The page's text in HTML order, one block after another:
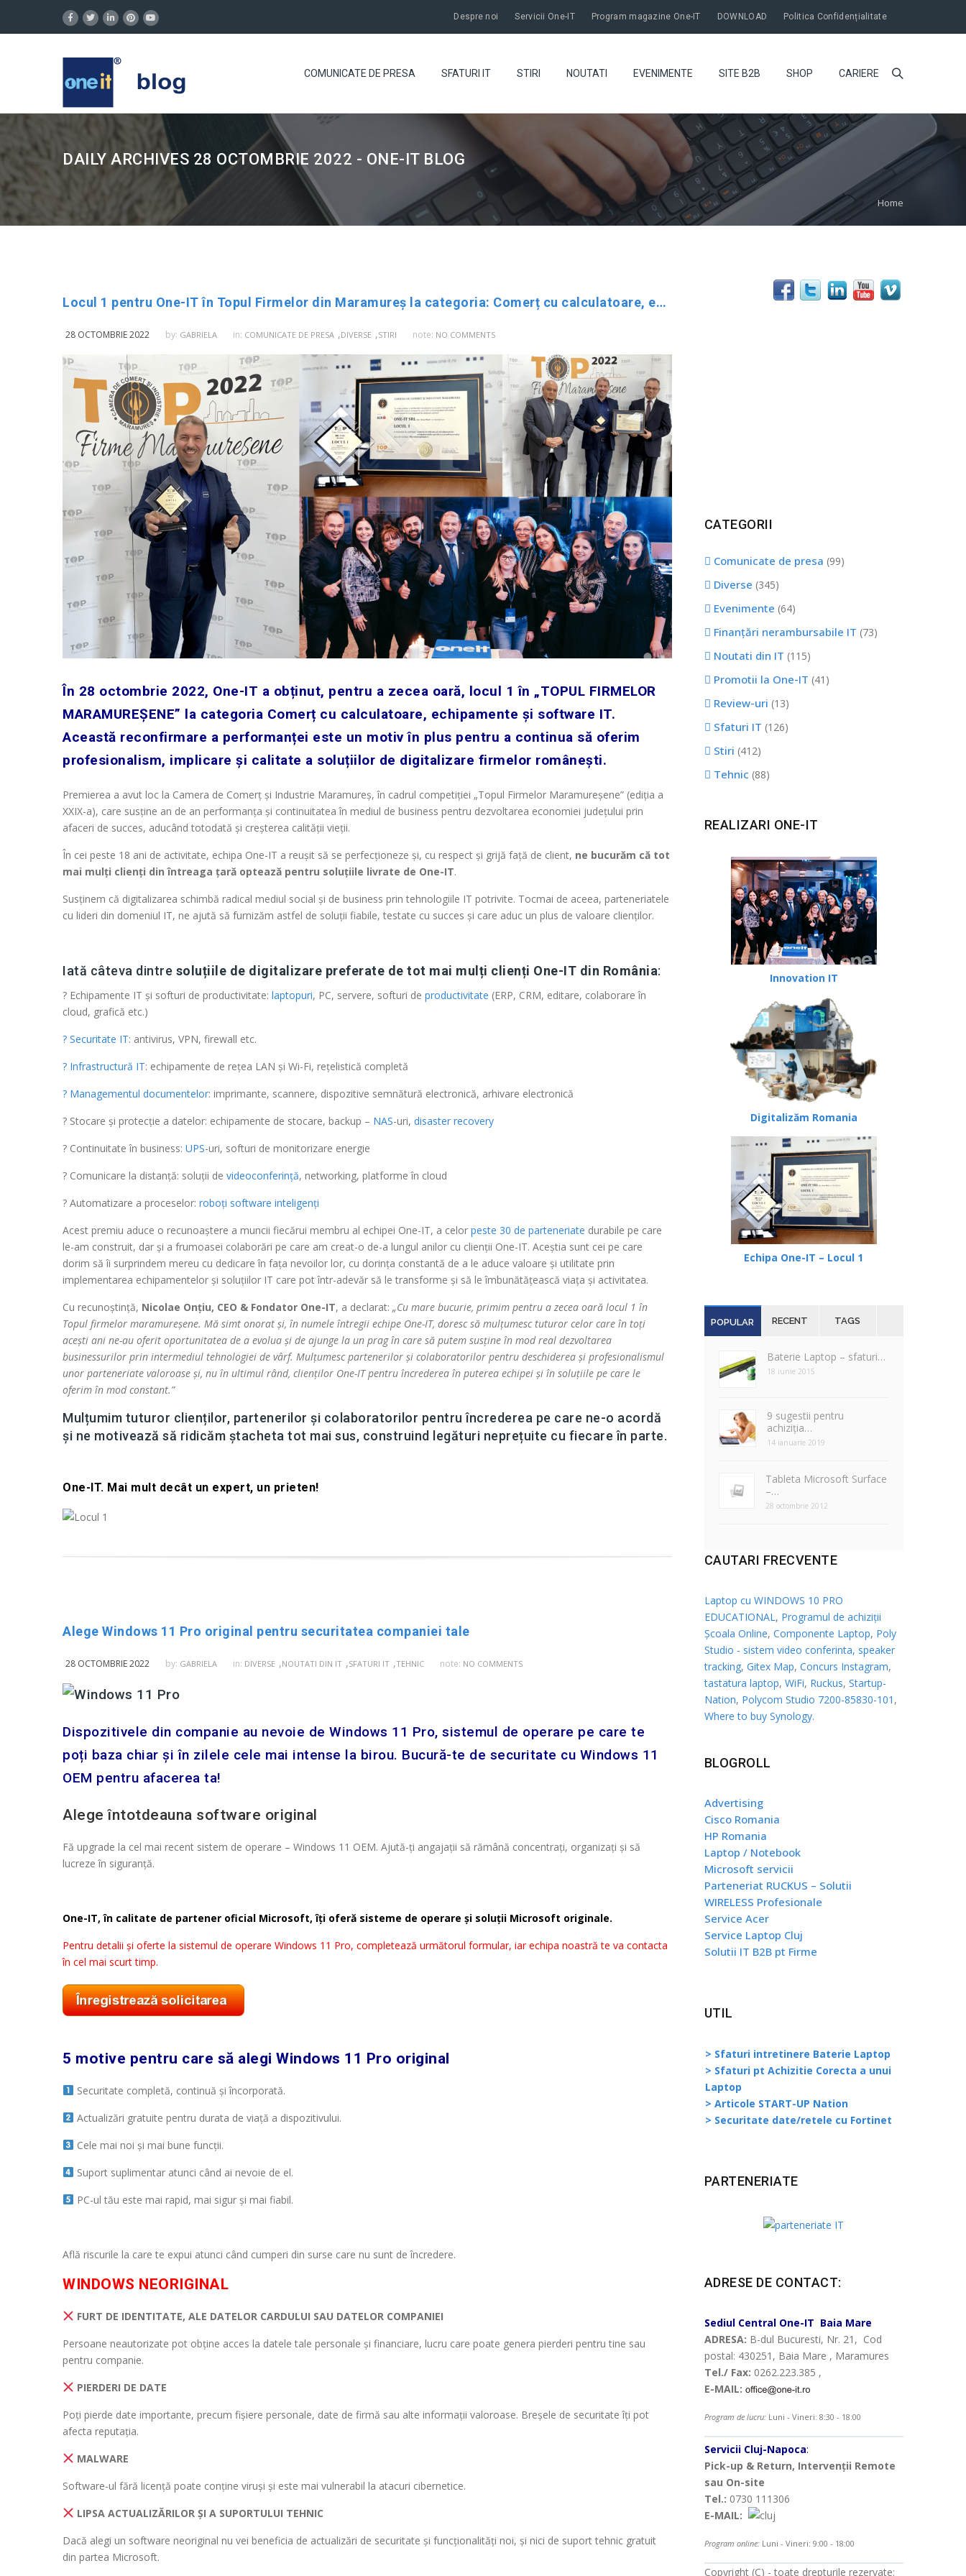
Despre noi Servicii One-IT Program magazine One-IT DOWNLOAD Politica Confidențialitate
COMUNICATE DE PRESA SFATURI IT STIRI NOUTATI EVENIMENTE SITE B2B SHOP CARIERE
DAILY ARCHIVES 28 OCTOMBRIE 2022 - ONE-IT BLOG
Home
Locul 1 pentru One-IT în Topul Firmelor din Maramureș la categoria: Comerț cu calculatoare, echipamente și software IT, susținând soluțiile de digitalizare oferite
28 OCTOMBRIE 2022 by: GABRIELA in: COMUNICATE DE PRESA ,DIVERSE ,STIRI note: NO COMMENTS
În 28 octombrie 2022, One-IT a obținut, pentru a zecea oară, locul 1 în „TOPUL FIRMELOR
MARAMUREȘENE” la categoria Comerț cu calculatoare, echipamente și software IT.
Această reconfirmare a performanței este un motiv în plus pentru a continua să oferim
profesionalism, implicare și calitate a soluțiilor de digitalizare firmelor românești.
Premierea a avut loc la Camera de Comerț și Industrie Maramureș, în cadrul competiției „Topul Firmelor Maramureșene” (ediția a
XXIX-a), care susține an de an performanța și continuitatea în mediul de business pentru dezvoltarea economiei județului prin
afaceri de succes, aducând totodată și creșterea calității vieții.
În cei peste 18 ani de activitate, echipa One-IT a reușit să se perfecționeze și, cu respect și grijă față de client, ne bucurăm că tot
mai mulți clienți din întreaga țară optează pentru soluțiile livrate de One-IT.
Susținem că digitalizarea schimbă radical mediul social și de business prin tehnologiile IT potrivite. Tocmai de aceea, parteneriatele
cu lideri din domeniul IT, ne ajută să furnizăm astfel de soluții fiabile, testate cu succes și care aduc un plus de valoare clienților.
Iată câteva dintre soluțiile de digitalizare preferate de tot mai mulți clienți One-IT din România:
? Echipamente IT și softuri de productivitate: laptopuri, PC, servere, softuri de productivitate (ERP, CRM, editare, colaborare în
cloud, grafică etc.)
? Securitate IT: antivirus, VPN, firewall etc.
? Infrastructură IT: echipamente de rețea LAN și Wi-Fi, rețelistică completă
? Managementul documentelor: imprimante, scannere, dispozitive semnătură electronică, arhivare electronică
? Stocare și protecție a datelor: echipamente de stocare, backup – NAS-uri, disaster recovery
? Continuitate în business: UPS-uri, softuri de monitorizare energie
? Comunicare la distanță: soluții de videoconferință, networking, platforme în cloud
? Automatizare a proceselor: roboți software inteligenți
Acest premiu aduce o recunoaștere a muncii fiecărui membru al echipei One-IT, a celor peste 30 de parteneriate durabile pe care
le-am construit, dar și a frumoasei colaborări pe care am creat-o de-a lungul anilor cu clienții One-IT. Aceștia sunt cei pe care
dorim să îi surprindem mereu cu dedicare în fața nevoilor lor, cu dorința constantă de a le aduce valoare și utilitate prin
implementarea echipamentelor și soluțiilor IT care pot într-adevăr să le transforme și să le îmbunătățească viața și activitatea.
Cu recunoștință, Nicolae Onțiu, CEO & Fondator One-IT, a declarat: „Cu mare bucurie, primim pentru a zecea oară locul 1 în
Topul firmelor maramureșene. Mă simt onorat și, în numele întregii echipe One-IT, doresc să mulțumesc tuturor celor care în toți
acești ani ne-au oferit oportunitatea de a evolua și de ajunge la un prag în care să putem susține în mod real dezvoltarea
businessurilor prin intermediul tehnologiei de vârf. Mulțumesc partenerilor și colaboratorilor pentru deschiderea și profesionalismul
unor parteneriate valoroase și, nu în ultimul rând, clienților One-IT pentru încrederea în puterea echipei și în soluțiile pe care le
oferim în mod constant.”
Mulțumim tuturor clienților, partenerilor și colaboratorilor pentru încrederea pe care ne-o acordă
și ne motivează să ridicăm ștacheta tot mai sus, construind legături neprețuite cu fiecare în parte.
One-IT. Mai mult decât un expert, un prieten!
Alege Windows 11 Pro original pentru securitatea companiei tale
28 OCTOMBRIE 2022 by: GABRIELA in: DIVERSE ,NOUTATI DIN IT ,SFATURI IT ,TEHNIC note: NO COMMENTS
Dispozitivele din companie au nevoie de Windows 11 Pro, sistemul de operare pe care te
poți baza chiar și în zilele cele mai intense la birou. Bucură-te de securitate cu Windows 11
OEM pentru afacerea ta!
Alege întotdeauna software original
Fă upgrade la cel mai recent sistem de operare – Windows 11 OEM. Ajută-ți angajații să rămână concentrați, organizați și să
lucreze în siguranță.
One-IT, în calitate de partener oficial Microsoft, îți oferă sisteme de operare și soluții Microsoft originale.
Pentru detalii și oferte la sistemul de operare Windows 11 Pro, completează următorul formular, iar echipa noastră te va contacta
în cel mai scurt timp.
5 motive pentru care să alegi Windows 11 Pro original
Securitate completă, continuă și încorporată.
Actualizări gratuite pentru durata de viață a dispozitivului.
Cele mai noi și mai bune funcții.
Suport suplimentar atunci când ai nevoie de el.
PC-ul tău este mai rapid, mai sigur și mai fiabil.
Află riscurile la care te expui atunci când cumperi din surse care nu sunt de încredere.
WINDOWS NEORIGINAL
FURT DE IDENTITATE, ALE DATELOR CARDULUI SAU DATELOR COMPANIEI
Persoane neautorizate pot obține acces la datele tale personale și financiare, lucru care poate genera pierderi pentru tine sau
pentru companie.
PIERDERI DE DATE
Poți pierde date importante, precum fișiere personale, date de firmă sau alte informații valoroase. Breșele de securitate îți pot
afecta reputația.
MALWARE
Software-ul fără licență poate conține viruși și este mai vulnerabil la atacuri cibernetice.
LIPSA ACTUALIZĂRILOR ȘI A SUPORTULUI TEHNIC
Dacă alegi un software neoriginal nu vei beneficia de actualizări de securitate și funcționalități noi, și nici de suport tehnic gratuit
din partea Microsoft.
CATEGORII
Comunicate de presa (99)
Diverse (345)
Evenimente (64)
Finanțări nerambursabile IT (73)
Noutati din IT (115)
Promotii la One-IT (41)
Review-uri (13)
Sfaturi IT (126)
Stiri (412)
Tehnic (88)
REALIZARI ONE-IT
Innovation IT
Digitalizăm Romania
Echipa One-IT – Locul 1
POPULAR RECENT TAGS
Baterie Laptop – sfaturi…
18 iunie 2015
9 sugestii pentru
achiziția…
14 ianuarie 2019
Tableta Microsoft Surface
–…
28 octombrie 2012
CAUTARI FRECVENTE
Laptop cu WINDOWS 10 PRO
EDUCATIONAL , Programul de achiziții
Școala Online, Componente Laptop, Poly
Studio - sistem video conferinta, speaker
tracking, Gitex Map, Concurs Instagram,
tastatura laptop, WiFi, Ruckus, Startup-
Nation, Polycom Studio 7200-85830-101 ,
Where to buy Synology.
BLOGROLL
Advertising
Cisco Romania
HP Romania
Laptop / Notebook
Microsoft servicii
Parteneriat RUCKUS – Solutii
WIRELESS Profesionale
Service Acer
Service Laptop Cluj
Solutii IT B2B pt Firme
UTIL
> Sfaturi intretinere Baterie Laptop
> Sfaturi pt Achizitie Corecta a unui
Laptop
> Articole START-UP Nation
> Securitate date/retele cu Fortinet
PARTENERIATE
ADRESE DE CONTACT:
Sediul Central One-IT Baia Mare
ADRESA: B-dul Bucuresti, Nr. 21, Cod
postal: 430251, Baia Mare , Maramures
Tel./ Fax: 0262.223.385 ,
E-MAIL:
Program de lucru:Luni - Vineri: 8:30 - 18:00
Servicii Cluj-Napoca:
Pick-up & Return, Intervenții Remote
sau On-site
Tel.: 0730 111306
E-MAIL:
Program online:Luni - Vineri: 9:00 - 18:00
Copyright (C) - toate drepturile rezervate: